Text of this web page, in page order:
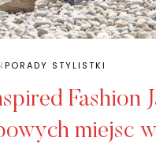
PORADY STYLISTKI
Fashion
miejsc